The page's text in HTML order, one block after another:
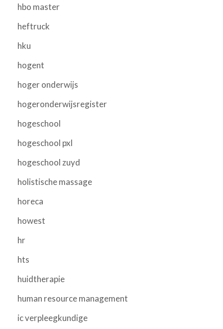
hbo master
heftruck
hku
hogent
hoger onderwijs
hogeronderwijsregister
hogeschool
hogeschool pxl
hogeschool zuyd
holistische massage
horeca
howest
hr
hts
huidtherapie
human resource management
ic verpleegkundige